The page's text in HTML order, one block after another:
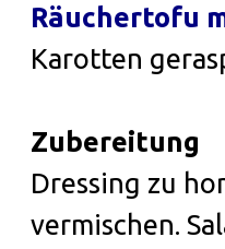
Räuchertofu
Karotten
Zubereitung
Dressing zu
vermischen.